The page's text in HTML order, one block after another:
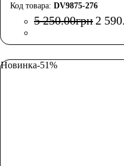
DV9875-276
5 250.00грн 2 590.
Новинка-51%